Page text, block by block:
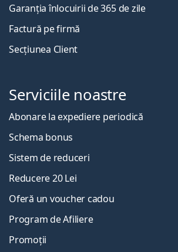
Garanția înlocuirii de 365 de zile
Factură pe firmă
Secțiunea Client
Serviciile noastre
Abonare la expediere periodică
Schema bonus
Sistem de reduceri
Reducere 20 Lei
Oferă un voucher cadou
Program de Afiliere
Promoții